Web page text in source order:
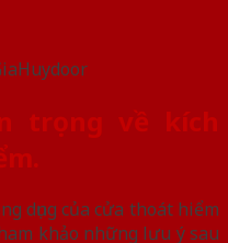
trọng về kích
dụng của cửa thoát hiểm
khảo những lưu ý sau